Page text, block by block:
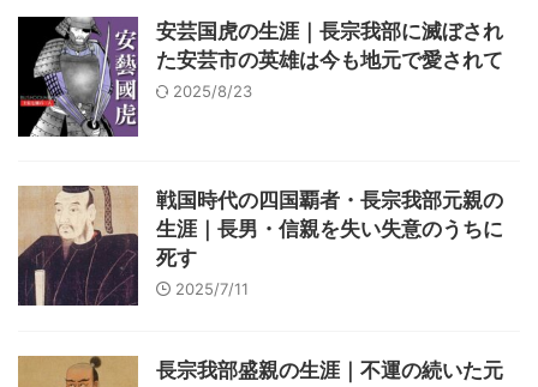
安芸国虎の生涯｜長宗我部に滅ぼされ
た安芸市の英雄は今も地元で愛されて
2025/8/23
戦国時代の四国覇者・長宗我部元親の
生涯｜長男・信親を失い失意のうちに
死す
2025/7/11
長宗我部盛親の生涯｜不運の続いた元